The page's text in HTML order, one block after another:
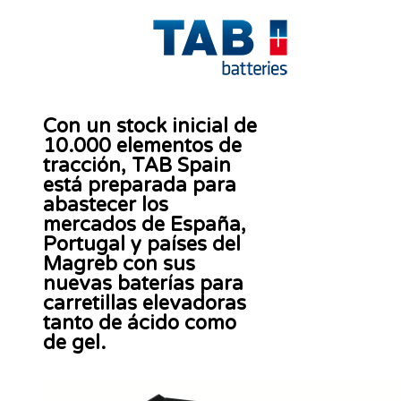
Con un stock inicial de
10.000 elementos de
tracción, TAB Spain
está preparada para
abastecer los
mercados de España,
Portugal y países del
Magreb con sus
nuevas baterías para
carretillas elevadoras
tanto de ácido como
de gel.